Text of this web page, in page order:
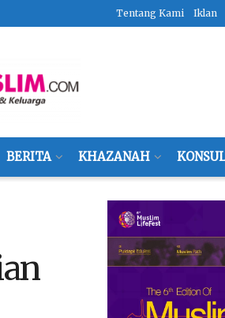
Tentang Kami Iklan
BERITA KHAZANAH